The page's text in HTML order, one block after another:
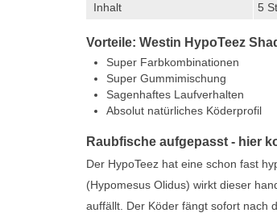
Inhalt
5
Vorteile: Westin HypoTeez
Super Farbkombinationen
Super Gummimischung
Sagenhaftes Laufverhalten
Absolut natürliches Köderprofil
Raubfische aufgepasst - hier
Der HypoTeez hat eine schon fast
(Hypomesus Olidus) wirkt dieser
auffällt. Der Köder fängt sofort nach